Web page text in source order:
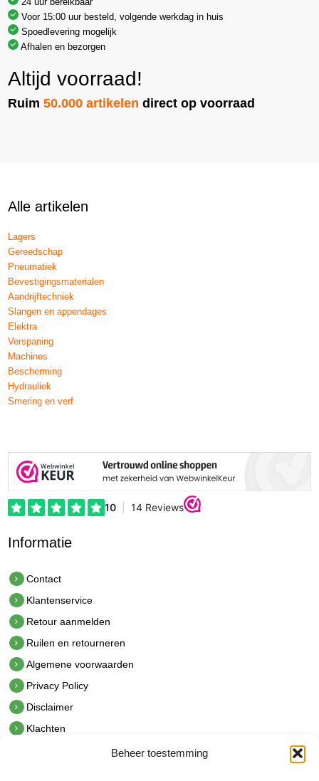
Beheer toestemming
Voor 15:00 uur besteld, volgende werkdag in huis
Spoedlevering mogelijk
Afhalen en bezorgen
Altijd voorraad!
Ruim50.000 artikelen direct op voorraad
Alle artikelen
Lagers
Gereedschap
Pneumatiek
Bevestigingsmaterialen
Aandrijftechniek
Slangen en appendages
Elektra
Verspaning
Machines
Bescherming
Hydrauliek
Smering en verf
Informatie
Contact
Klantenservice
Retour aanmelden
Ruilen en retourneren
Algemene voorwaarden
Privacy Policy
Disclaimer
Klachten